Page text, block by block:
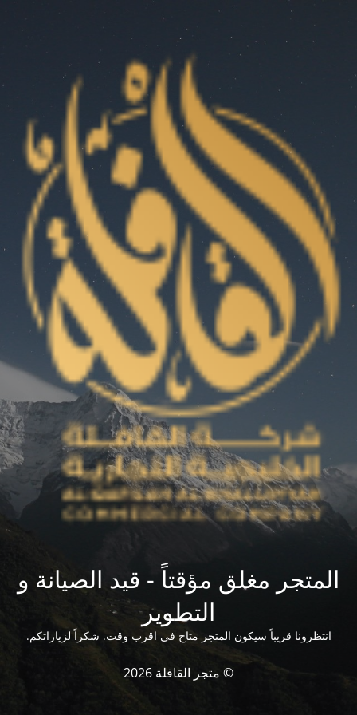
المتجر مغلق مؤقتاً - قيد الصيانة و
التطوير
انتظرونا قريباً سيكون المتجر متاح في اقرب وقت. شكراً لزياراتكم.
© متجر القافلة 2026